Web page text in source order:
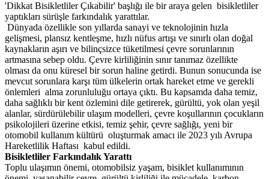
'Dikkat Bisikletliler Çıkabilir' başlığı ile bir araya gelen bisikletliler
yaptıkları sürüşle farkındalık yarattılar.
Dünyada özellikle son yıllarda sanayi ve teknolojinin hızla
gelişmesi, plansız kentleşme, hızlı nüfus artışı ve sınırlı olan doğal
kaynakların aşırı ve bilinçsizce tüketilmesi çevre sorunlarının
artmasına sebep oldu. Çevre kirliliğinin sınır tanımaz özellikte
olması da onu küresel bir sorun haline getirdi. Bunun sonucunda ise
mevcut sorunlara karşı tüm ülkelerin ortak hareket etme ve gerekli
önlemleri alma zorunluluğu ortaya çıktı. Bu kapsamda daha temiz,
daha sağlıklı bir kent özlemini dile getirerek, gürültü, yok olan yeşil
alanlar, sürdürülebilir ulaşım modelleri, çevre koşullarının çocukların
psikolojileri üzerine etkisi, temiz şehir, çevre sağlığı, yeni bir
otomobil kullanım kültürü oluşturmak amacı ile 2023 yılı Avrupa
Hareketlilik Haftası kabul edildi.
Bisikletliler Farkındalık Yarattı
Toplu ulaşımın önemi, otomobilsiz yaşam, bisiklet kullanımının